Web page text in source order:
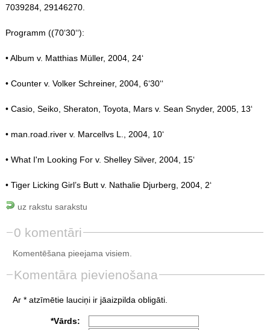
7039284, 29146270.
Programm ((70‘30‘‘):
• Album v. Matthias Müller, 2004, 24‘
• Counter v. Volker Schreiner, 2004, 6‘30‘‘
• Casio, Seiko, Sheraton, Toyota, Mars v. Sean Snyder, 2005, 13‘
• man.road.river v. Marcellvs L., 2004, 10‘
• What I'm Looking For v. Shelley Silver, 2004, 15‘
• Tiger Licking Girl’s Butt v. Nathalie Djurberg, 2004, 2‘
uz rakstu sarakstu
0 komentāri
Komentēšana pieejama visiem.
Komentāra pievienošana
Ar * atzīmētie lauciņi ir jāaizpilda obligāti.
*Vārds: